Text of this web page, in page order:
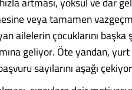
veya tamamen
ailelerin çocuklarını başka
geliyor. Öte yandan, yurt
sayılarını aşağı